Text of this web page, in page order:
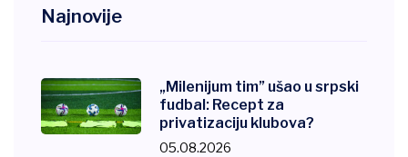
Najnovije
„Milenijum tim” ušao u srpski
fudbal: Recept za
privatizaciju klubova?
05.08.2026